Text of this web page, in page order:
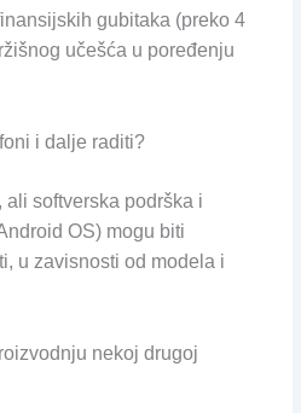
gubitaka (preko 4
učešća u poređenju
i dalje raditi?
softverska podrška i
OS) mogu biti
u zavisnosti od modela i
nekoj drugoj